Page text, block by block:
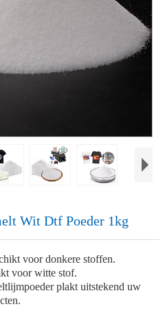
Wit Dtf Poeder 1kg
voor donkere stoffen.
voor witte stof.
plakt uitstekend uw